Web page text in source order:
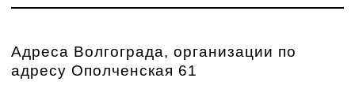
Адреса Волгограда, организации по
адресу Ополченская 61